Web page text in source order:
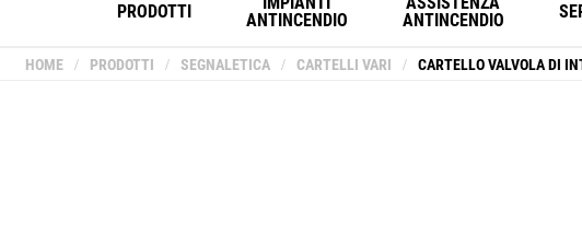
PRODOTTI
ANTINCENDIO
ANTINCENDIO
HOME / PRODOTTI / SEGNALETICA / CARTELLI VARI / CARTELLO VALVOLA DI